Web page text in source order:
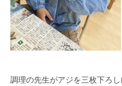
調理の先生がアジを三枚下ろ